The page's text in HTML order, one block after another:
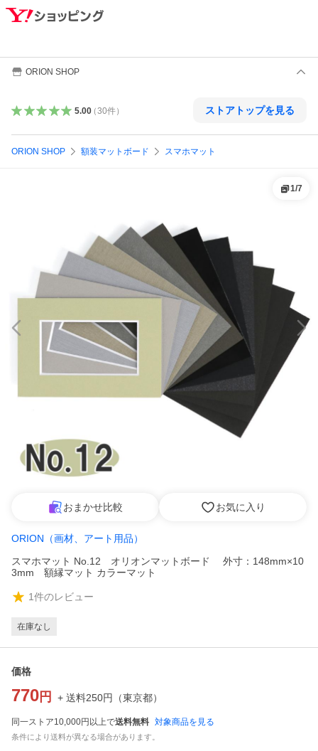
ORION SHOP
5.00（30件） ストアトップを見る
ORION SHOP 額装マットボード スマホマット
1/7
おまかせ比較 お気に入り
ORION（画材、アート用品）
スマホマット No.12 オリオンマットボード 外寸：148mm×10
3mm 額縁マット カラーマット
1件のレビュー
在庫なし
価格
770 円 + 送料250円 （東京都）
同一ストア10,000円以上で送料無料 対象商品を見る
条件により送料が異なる場合があります。